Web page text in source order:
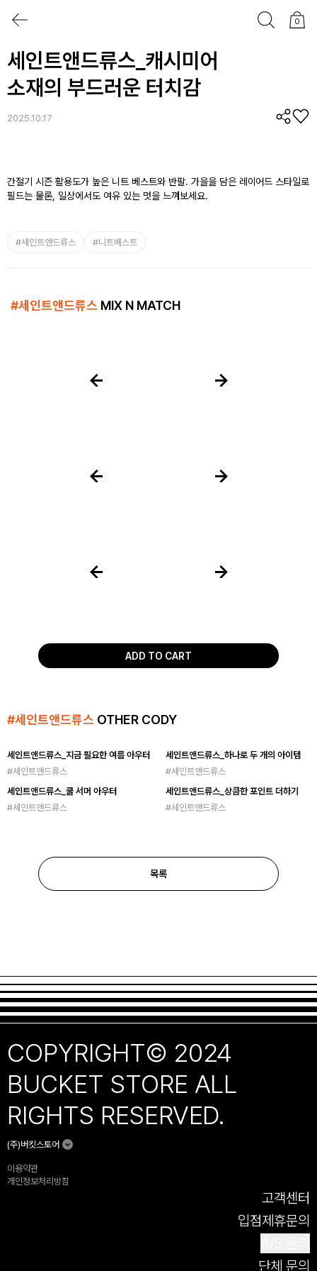
0
세인트앤드류스_캐시미어
소재의 부드러운 터치감
2025.10.17
간절기 시즌 활용도가 높은 니트 베스트와 반팔. 가을을 담은 레이어드 스타일로
필드는 물론, 일상에서도 여유 있는 멋을 느껴보세요.
#세인트앤드류스 #니트베스트
#세인트앤드류스 MIX N MATCH
ADD TO CART
#세인트앤드류스 OTHER CODY
세인트앤드류스_지금 필요한 여름 아우터
#세인트앤드류스
세인트앤드류스_하나로 두 개의 아이템
#세인트앤드류스
세인트앤드류스_쿨 서머 아우터
#세인트앤드류스
세인트앤드류스_상큼한 포인트 더하기
#세인트앤드류스
목록
COPYRIGHT© 2024
BUCKET STORE ALL
RIGHTS RESERVED.
(주)버킷스토어
이용약관
개인정보처리방침
고객센터
입점제휴문의
단체 문의